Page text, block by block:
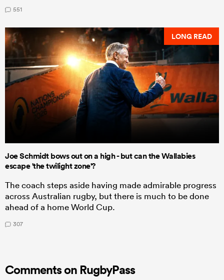
551
LONG READ
Joe Schmidt bows out on a high - but can the Wallabies
escape 'the twilight zone'?
The coach steps aside having made admirable progress
across Australian rugby, but there is much to be done
ahead of a home World Cup.
307
Comments on RugbyPass